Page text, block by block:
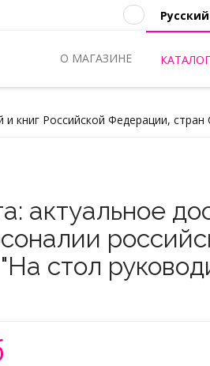
Русский
О МАГАЗИНЕ
и книг Российской Федерации,
актуальное
стол